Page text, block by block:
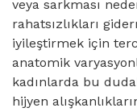
veya sarkması
rahatsızlıkları
iyileştirmek için
anatomik
kadınlarda bu
hijyen